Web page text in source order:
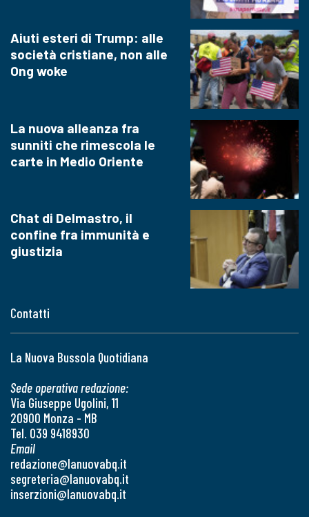
Contatti
La Nuova Bussola Quotidiana
Sede operativa redazione:
Via Giuseppe Ugolini, 11
20900 Monza - MB
Tel. 039 9418930
Email
redazione@lanuovabq.it
segreteria@lanuovabq.it
inserzioni@lanuovabq.it
Aiuti esteri di Trump: alle
società cristiane, non alle
Ong woke
La nuova alleanza fra
sunniti che rimescola le
carte in Medio Oriente
Chat di Delmastro, il
confine fra immunità e
giustizia